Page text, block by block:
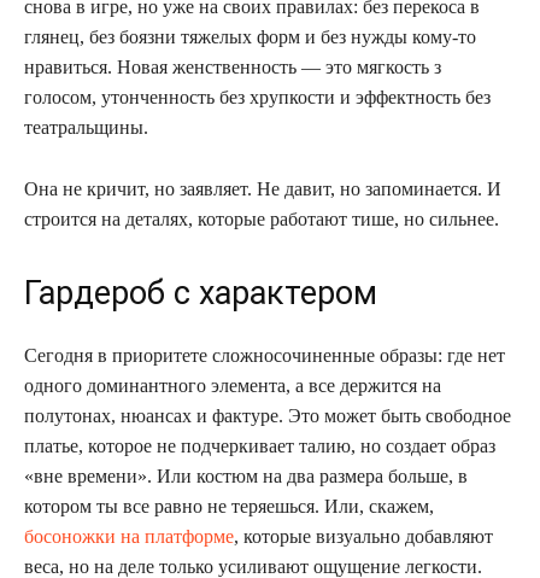
снова в игре, но уже на своих правилах: без перекоса в
глянец, без боязни тяжелых форм и без нужды кому-то
нравиться. Новая женственность — это мягкость з
голосом, утонченность без хрупкости и эффектность без
театральщины.
Она не кричит, но заявляет. Не давит, но запоминается. И
строится на деталях, которые работают тише, но сильнее.
Гардероб с характером
Сегодня в приоритете сложносочиненные образы: где нет
одного доминантного элемента, а все держится на
полутонах, нюансах и фактуре. Это может быть свободное
платье, которое не подчеркивает талию, но создает образ
«вне времени». Или костюм на два размера больше, в
котором ты все равно не теряешься. Или, скажем,
босоножки на платформе, которые визуально добавляют
веса, но на деле только усиливают ощущение легкости.